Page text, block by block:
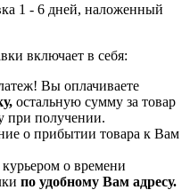
1 - 6 дней, наложенный
включает в себя:
Вы оплачиваете
остальную сумму за товар
при получении.
о прибытии товара к Вам
о времени
по удобному Вам адресу.